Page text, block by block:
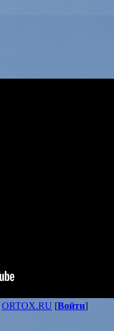
ORTOX.RU [Войти]